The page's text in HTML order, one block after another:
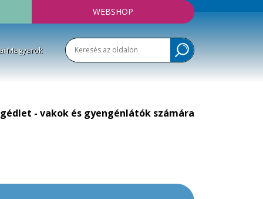
WEBSHOP
Magyarok
- vakok és gyengénlátók számára